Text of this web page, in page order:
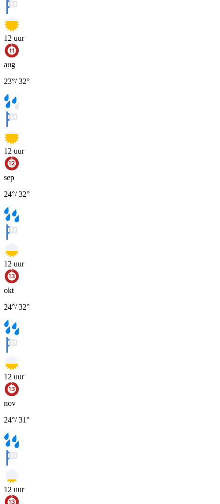
12 uur
aug
23°/32°
12 uur
sep
24°/32°
12 uur
okt
24°/32°
12 uur
nov
24°/31°
12 uur